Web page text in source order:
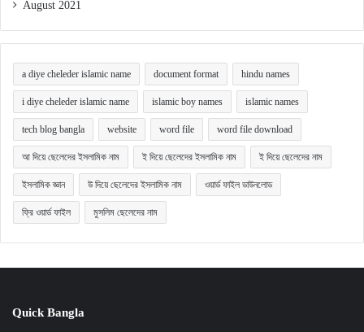
August 2021
a diye cheleder islamic name document format hindu names
i diye cheleder islamic name islamic boy names islamic names
tech blog bangla website word file word file download
আ দিয়ে ছেলেদের ইসলামিক নাম ই দিয়ে ছেলেদের ইসলামিক নাম ই দিয়ে ছেলেদের নাম
ইসলামিক জ্ঞান উ দিয়ে ছেলেদের ইসলামিক নাম ওয়ার্ড ফাইল ডাউনলোড
ফ্রি ওয়ার্ড ফাইল মুসলিম ছেলেদের নাম
Quick Bangla